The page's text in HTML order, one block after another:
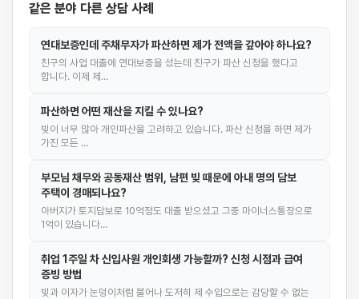
같은 분야 다른 상담 사례
연대보증인데 주채무자가 파산하면 제가 전액을 갚아야 하나요?
친구의 사업 대출에 연대보증을 섰는데 친구가 파산 신청을 했다고
합니다. 이제 제…
파산하면 어떤 재산을 지킬 수 있나요?
빚이 너무 많아 개인파산을 고려하고 있습니다. 파산 신청을 하면 제가
가진 모든 …
부모님 채무와 공동재산 범위, 남편 빚 때문에 아내 명의 담보
주택이 경매되나요?
아버지가 토지담보로 10억정도 대출 받으셨고 그중 마이너스통장으로
1억이 있습니다…
취업 1주일 차 신입사원 개인회생 가능할까? 신청 시점과 급여
증빙 방법
빚과 이자가 눈덩이처럼 불어나 도저히 제 수입으로는 감당할 수 없는